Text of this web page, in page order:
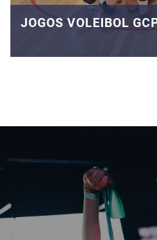
JOGOS VOLEIBOL